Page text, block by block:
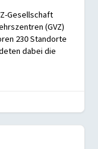
Gesellschaft
(GVZ)
230 Standorte
dabei die